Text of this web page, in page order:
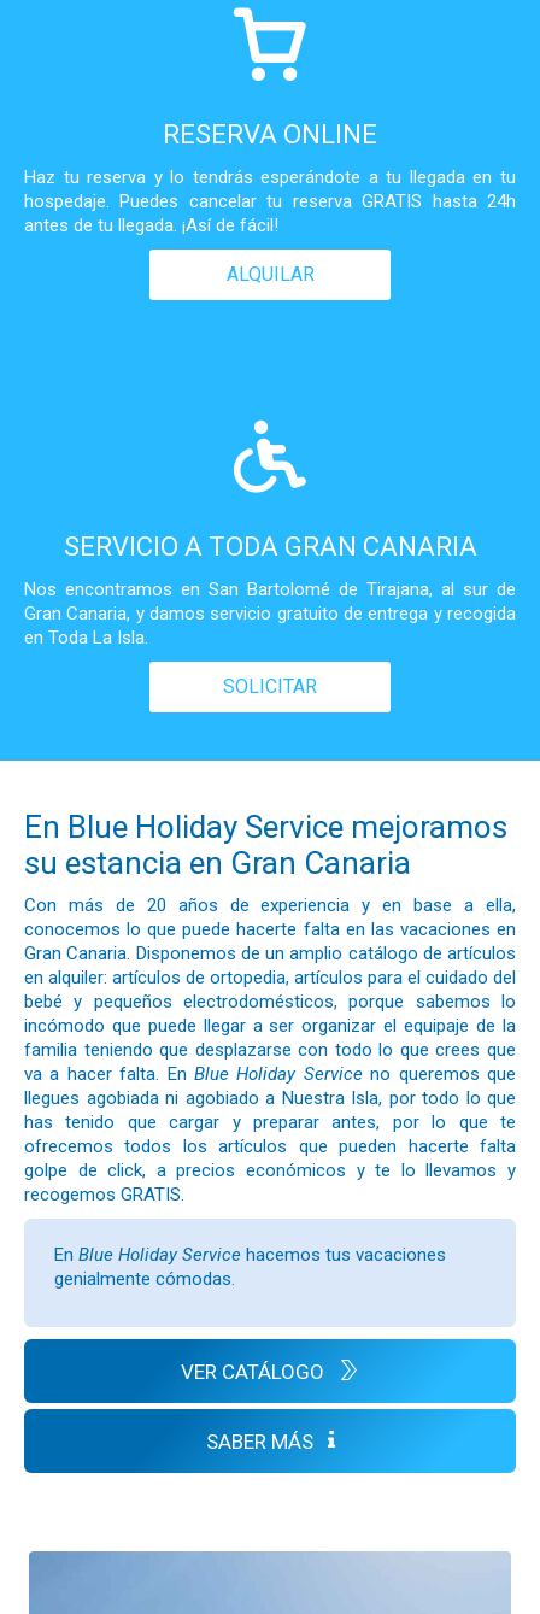
RESERVA ONLINE
Haz tu reserva y lo tendrás esperándote a tu llegada en tu
hospedaje. Puedes cancelar tu reserva GRATIS hasta 24h
antes de tu llegada. ¡Así de fácil!
ALQUILAR
SERVICIO A TODA GRAN CANARIA
Nos encontramos en San Bartolomé de Tirajana, al sur de
Gran Canaria, y damos servicio gratuito de entrega y recogida
en Toda La Isla.
SOLICITAR
En Blue Holiday Service mejoramos
su estancia en Gran Canaria
Con más de 20 años de experiencia y en base a ella,
conocemos lo que puede hacerte falta en las vacaciones en
Gran Canaria. Disponemos de un amplio catálogo de artículos
en alquiler: artículos de ortopedia, artículos para el cuidado del
bebé y pequeños electrodomésticos, porque sabemos lo
incómodo que puede llegar a ser organizar el equipaje de la
familia teniendo que desplazarse con todo lo que crees que
va a hacer falta. En Blue Holiday Serviceno queremos que
llegues agobiada ni agobiado a Nuestra Isla, por todo lo que
has tenido que cargar y preparar antes, por lo que te
ofrecemos todos los artículos que pueden hacerte falta
golpe de click, a precios económicos y te lo llevamos y
recogemos GRATIS.
En Blue Holiday Service hacemos tus vacaciones
genialmente cómodas.
VER CATÁLOGO
SABER MÁS